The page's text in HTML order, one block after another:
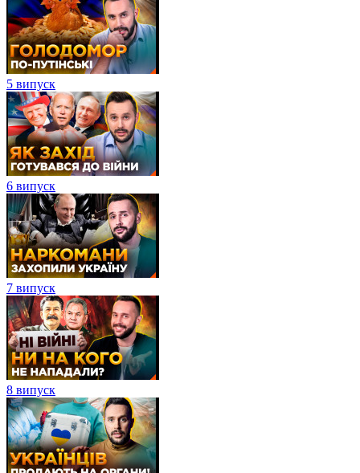
5 випуск
6 випуск
7 випуск
8 випуск